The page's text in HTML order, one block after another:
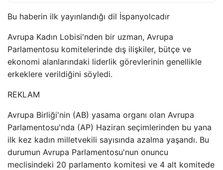
Bu haberin ilk yayınlandığı dil İspanyolcadır
Avrupa Kadın Lobisi'nden bir uzman, Avrupa
Parlamentosu komitelerinde dış ilişkiler, bütçe ve
ekonomi alanlarındaki liderlik görevlerinin genellikle
erkeklere verildiğini söyledi.
REKLAM
Avrupa Birliği'nin (AB) yasama organı olan Avrupa
Parlamentosu'nda (AP) Haziran seçimlerinden bu yana
ilk kez kadın milletvekili sayısında azalma yaşandı. Bu
durumun Avrupa Parlamentosu'nun onuncu
meclisindeki 20 parlamento komitesi ve 4 alt komitede